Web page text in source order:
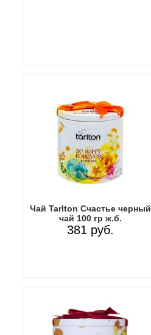
Чай Tarlton Счастье черный
чай 100 гр ж.б.
381 руб.